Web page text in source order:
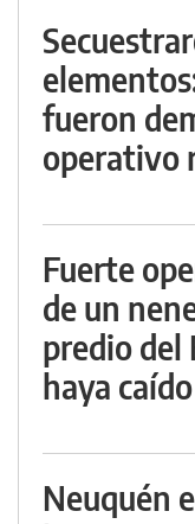
fueron
operativo
Fuerte
de un
predio del
haya
Neuquén